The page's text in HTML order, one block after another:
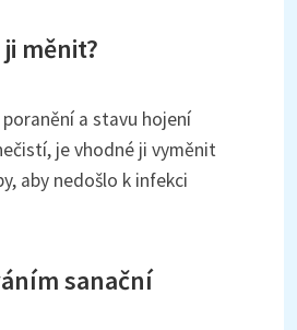
měnit?
a stavu hojení
je vhodné ji vyměnit
aby nedošlo k infekci
sanační